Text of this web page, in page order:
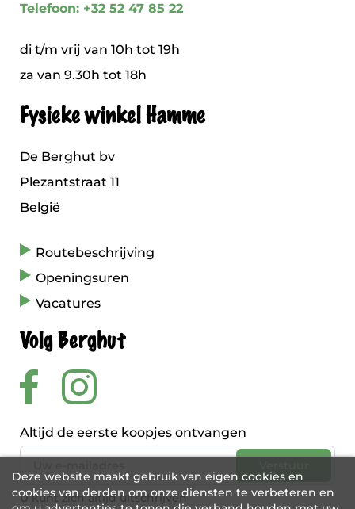
Telefoon: +32 52 47 85 22
di t/m vrij van 10h tot 19h
za van 9.30h tot 18h
Fysieke winkel Hamme
De Berghut bv
Plezantstraat 11
België
Routebeschrijving
Openingsuren
Vacatures
Volg Berghut
Altijd de eerste koopjes ontvangen
U kunt zich altijd uitschrijven
Deze website maakt gebruik van eigen cookies en
cookies van derden om onze diensten te verbeteren en